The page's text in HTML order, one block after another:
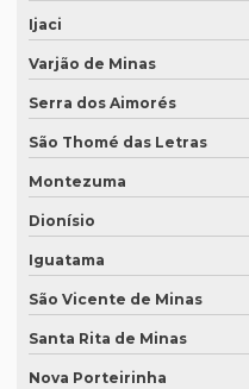
Revisão de textos em japonês
Revisão de textos jurídicos
Revisão de textos em
Revisão de textos em
Serviço de degravação de audio
Serviço de degravação de
Serviço de degravação em
Ijaci
Varjão de Minas
Serra dos Aimorés
São Thomé das Letras
Montezuma
Dionísio
Iguatama
São Vicente de Minas
Santa Rita de Minas
Nova Porteirinha